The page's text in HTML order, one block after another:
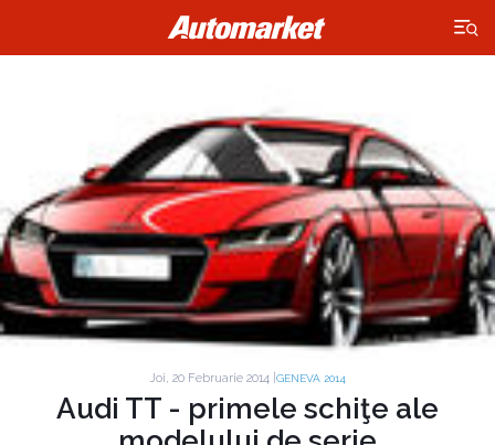
×
Joi, 20 Februarie 2014 | GENEVA 2014
Audi TT - primele schiţe ale